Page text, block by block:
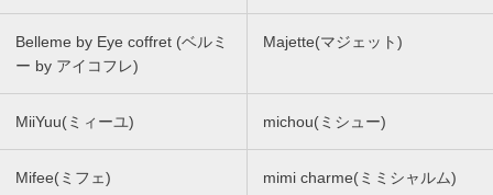
Belleme by Eye coffret (ベルミ
ー by アイコフレ)
Majette(マジェット)
MiiYuu(ミィーユ) michou(ミシュー)
Mifee(ミフェ) mimi charme(ミミシャルム)